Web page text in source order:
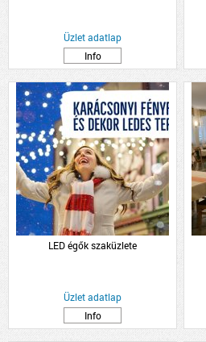
Üzlet adatlap
Info
LED égők szaküzlete
Üzlet adatlap
Info